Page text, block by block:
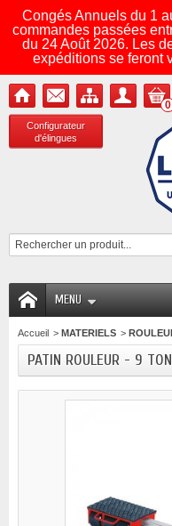
Congés Annuels du 1
commandes passées
du 24 Août 2026. Les
expéditions se feront
Configurateur
d'élingues
0
MENU
Accueil > MATERIELS >
PATIN ROULEUR - 9